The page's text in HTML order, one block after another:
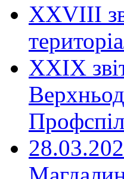
ХХVIII
XXIX